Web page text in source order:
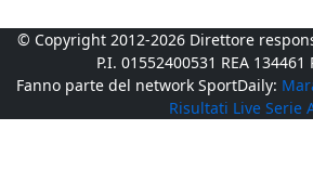
© Copyright 2012-2026 Direttore
P.I. 01552400531 REA 134461
Fanno parte del network SportDaily:
Risultati Live Serie